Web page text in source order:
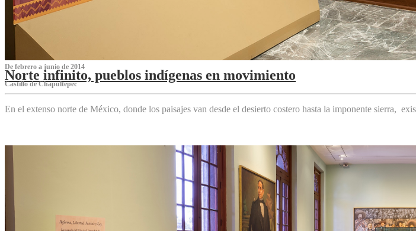
De febrero a junio de 2014
Norte infinito, pueblos indígenas en movimiento
Castillo de Chapultepec
En el extenso norte de México, donde los paisajes van desde el desierto costero hasta la imponente sierra,